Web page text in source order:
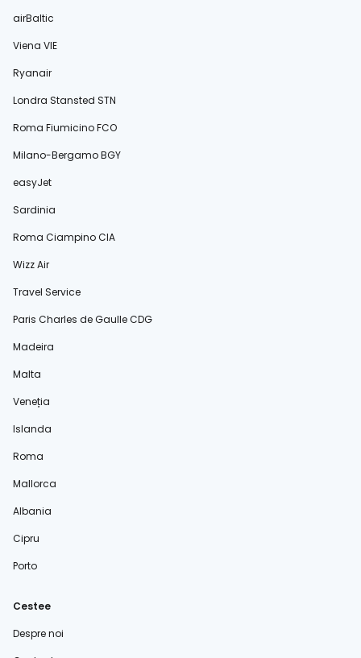
airBaltic
Viena VIE
Ryanair
Londra Stansted STN
Roma Fiumicino FCO
Milano-Bergamo BGY
easyJet
Sardinia
Roma Ciampino CIA
Wizz Air
Travel Service
Paris Charles de Gaulle CDG
Madeira
Malta
Veneția
Islanda
Roma
Mallorca
Albania
Cipru
Porto
Cestee
Despre noi